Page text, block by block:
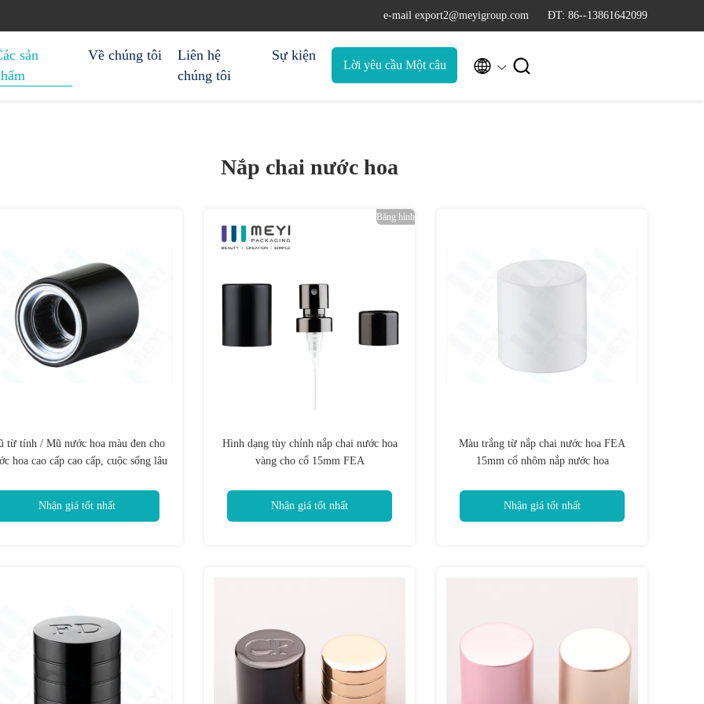
e-mail export2@meyigroup.com ĐT: 86--13861642099
sản
Về chúng tôi
Liên hệ
chúng tôi
Sự kiện
Lời yêu cầu Một câu  
Nắp chai nước hoa
từ tính / Mũ nước hoa màu đen cho
hoa cao cấp cao cấp, cuộc sống lâu
Nhận giá tốt nhất
Băng hình
Hình dạng tùy chỉnh nắp chai nước hoa
vàng cho cổ 15mm FEA
Nhận giá tốt nhất
Màu trắng từ nắp chai nước hoa FEA
15mm cổ nhôm nắp nước hoa
Nhận giá tốt nhất